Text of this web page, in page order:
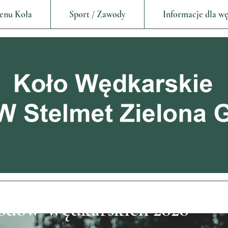
Koła Sport / Zawody Informacje dla
Wędkarskich 2020